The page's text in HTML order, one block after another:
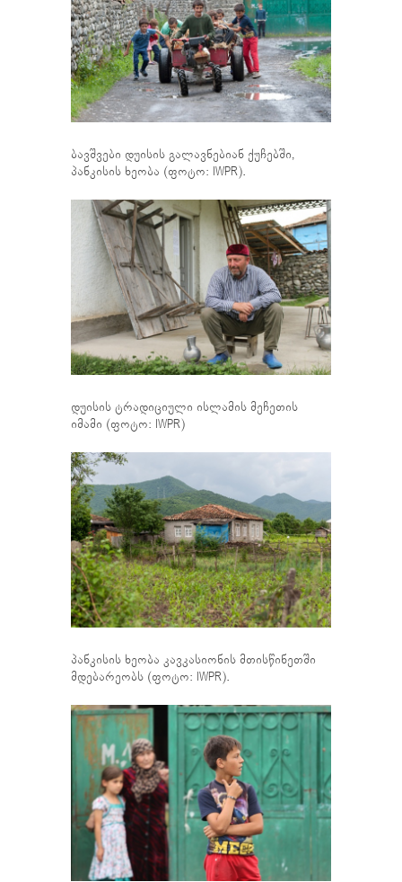
ბავშვები დუისის გალავნებიან ქუჩებში,
პანკისის ხეობა (ფოტო: IWPR).
დუისის ტრადიციული ისლამის მეჩეთის
იმამი (ფოტო: IWPR)
პანკისის ხეობა კავკასიონის მთისწინეთში
მდებარეობს (ფოტო: IWPR).